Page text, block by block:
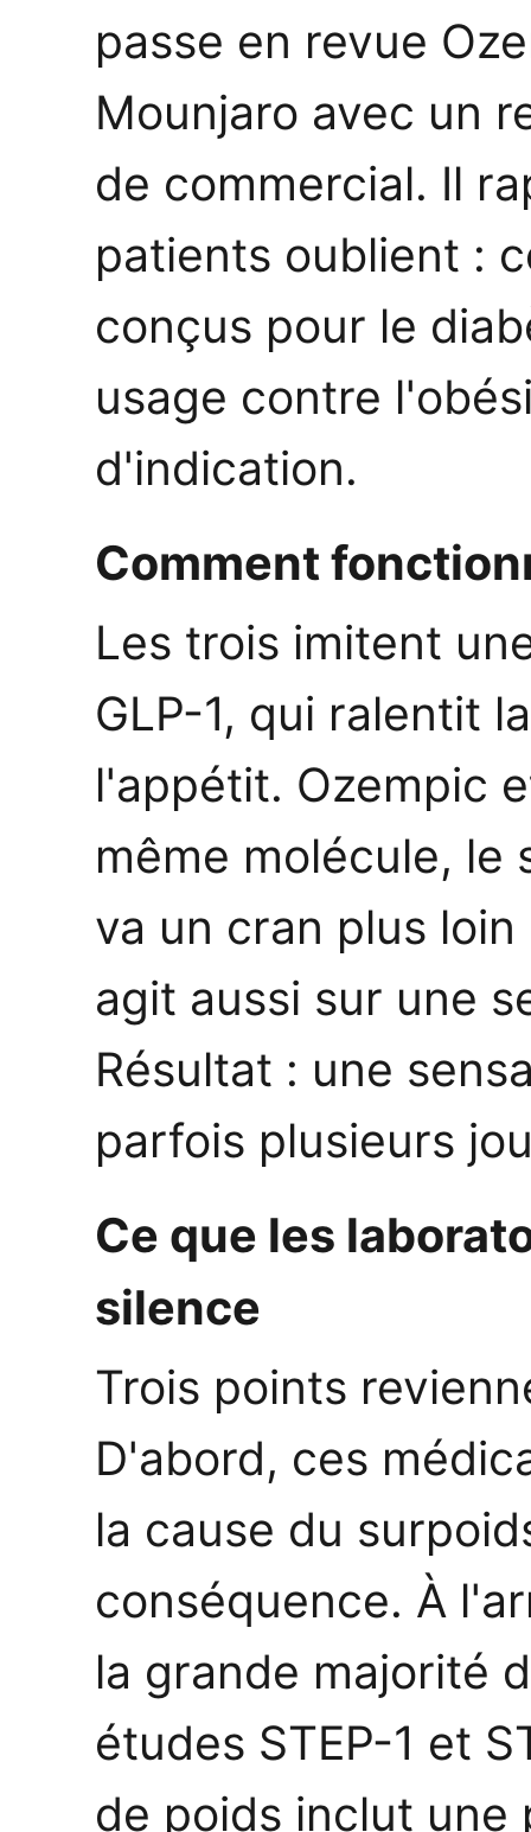
passe en revue
Mounjaro avec un
de commercial. Il
patients oublient :
conçus pour le
usage contre
d'indication.
Comment
Les trois imitent
GLP-1, qui ralentit
l'appétit. Ozempic
même molécule, le
va un cran plus
agit aussi sur une
Résultat : une
parfois plusieurs
Ce que les
silence
Trois points
D'abord, ces
la cause du
conséquence. À
la grande majorité
études STEP-1 et
de poids inclut une